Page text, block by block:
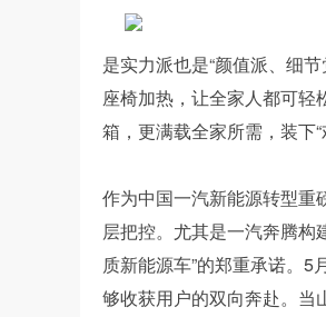
是实力派也是“颜值派、细
座椅加热，让全家人都可
箱，更满载全家所需，装下“
作为中国一汽新能源转型重
层把控。尤其是一汽奔腾构
质新能源车”的郑重承诺。5
够收获用户的双向奔赴。当